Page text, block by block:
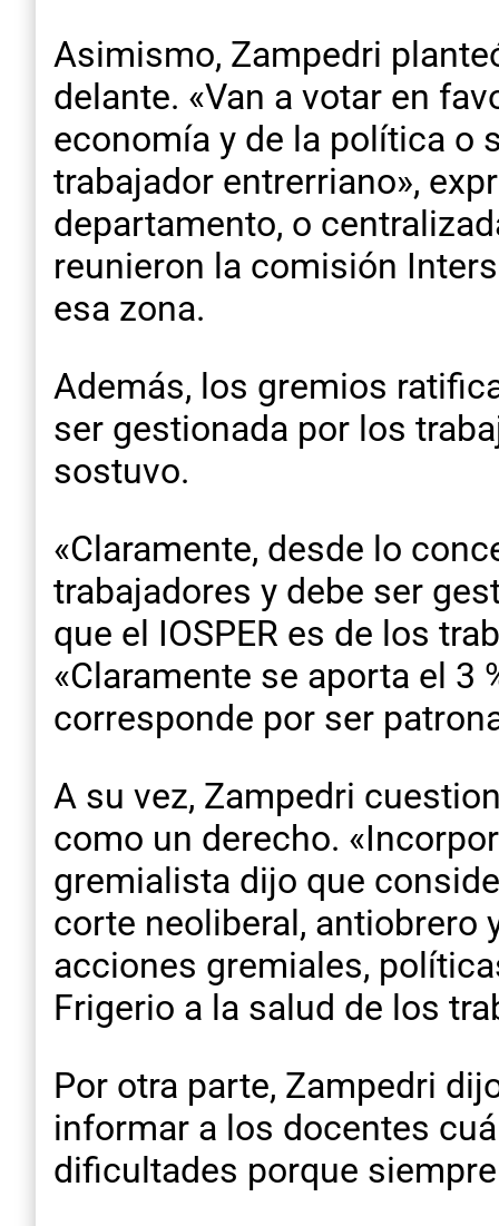
Asimismo, Zampedri
delante. «Van a votar en
economía y de la política o
trabajador entrerriano»,
departamento, o
reunieron la comisión
esa zona.
Además, los gremios
ser gestionada por los
sostuvo.
«Claramente, desde lo
trabajadores y debe ser
que el IOSPER es de los
«Claramente se aporta el 3
corresponde por ser
A su vez, Zampedri
como un derecho.
gremialista dijo que
corte neoliberal, antiobrero
acciones gremiales,
Frigerio a la salud de los
Por otra parte, Zampedri
informar a los docentes
dificultades porque